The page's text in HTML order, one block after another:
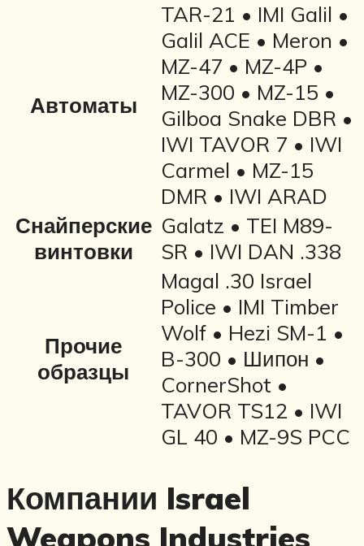
Автоматы
TAR-21 • IMI Galil •
Galil ACE • Meron •
MZ-47 • MZ-4P •
MZ-300 • MZ-15 •
Gilboa Snake DBR •
IWI TAVOR 7 • IWI
Carmel • MZ-15
DMR • IWI ARAD
Снайперские
винтовки
Galatz • TEI M89-
SR • IWI DAN .338
Прочие
образцы
Magal .30 Israel
Police • IMI Timber
Wolf • Hezi SM-1 •
B-300 • Шипон •
CornerShot •
TAVOR TS12 • IWI
GL 40 • MZ-9S PCC
Компании Israel
Weapons Industries